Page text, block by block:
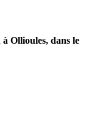
Ollioules, dans le